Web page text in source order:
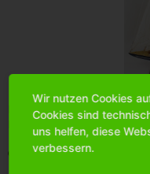
Bittemelden Sie sich an,
Produkt zu erhalten.
Merken
Wir nutzen Cookies
Cookies sind
uns helfen, diese
verbessern.